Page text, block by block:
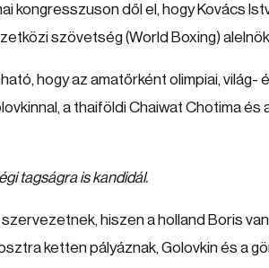
kongresszuson dől el, hogy Kovács
szövetség (World Boxing)
hogy az amatőrként olimpiai,
a thaiföldi Chaiwat Chotima és
tagságra is kandidál.
hiszen a holland Boris
ketten pályáznak, Golovkin és a